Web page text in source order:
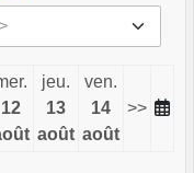
12
jeu.
13
août
ven.
14
août
>>